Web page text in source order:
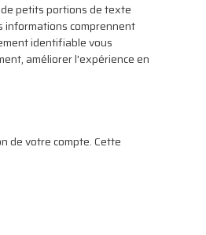
petits portions de texte
informations comprennent
identifiable vous
améliorer l'expérience en
de votre compte. Cette